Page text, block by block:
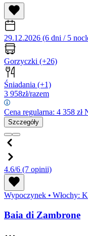
29.12.2026 (6 dni / 5
Gorzyczki (+26)
Śniadania (+1)
3 958zł/razem
Cena regularna: 4 358 zł
Szczegóły
4.6/6 (7 opinii)
Wypoczynek • Włochy:
Baia di Zambrone